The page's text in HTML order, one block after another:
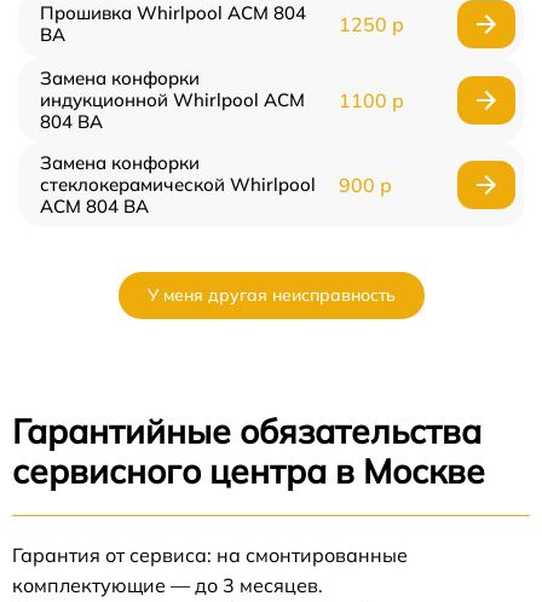
Прошивка Whirlpool ACM 804
BA
1250 р
Замена конфорки
индукционной Whirlpool ACM
804 BA
1100 р
Замена конфорки
стеклокерамической Whirlpool
ACM 804 BA
900 р
У меня другая неисправность
Гарантийные обязательства
сервисного центра в Москве
Гарантия от сервиса: на смонтированные
комплектующие — до 3 месяцев.